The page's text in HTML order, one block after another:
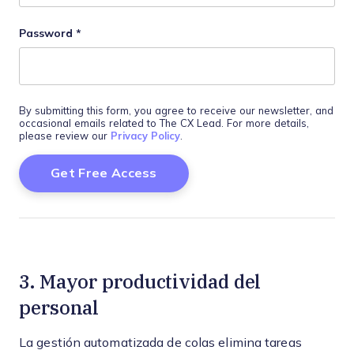
Password *
By submitting this form, you agree to receive our newsletter, and
occasional emails related to The CX Lead. For more details,
please review our Privacy Policy.
3. Mayor productividad del
personal
La gestión automatizada de colas elimina tareas